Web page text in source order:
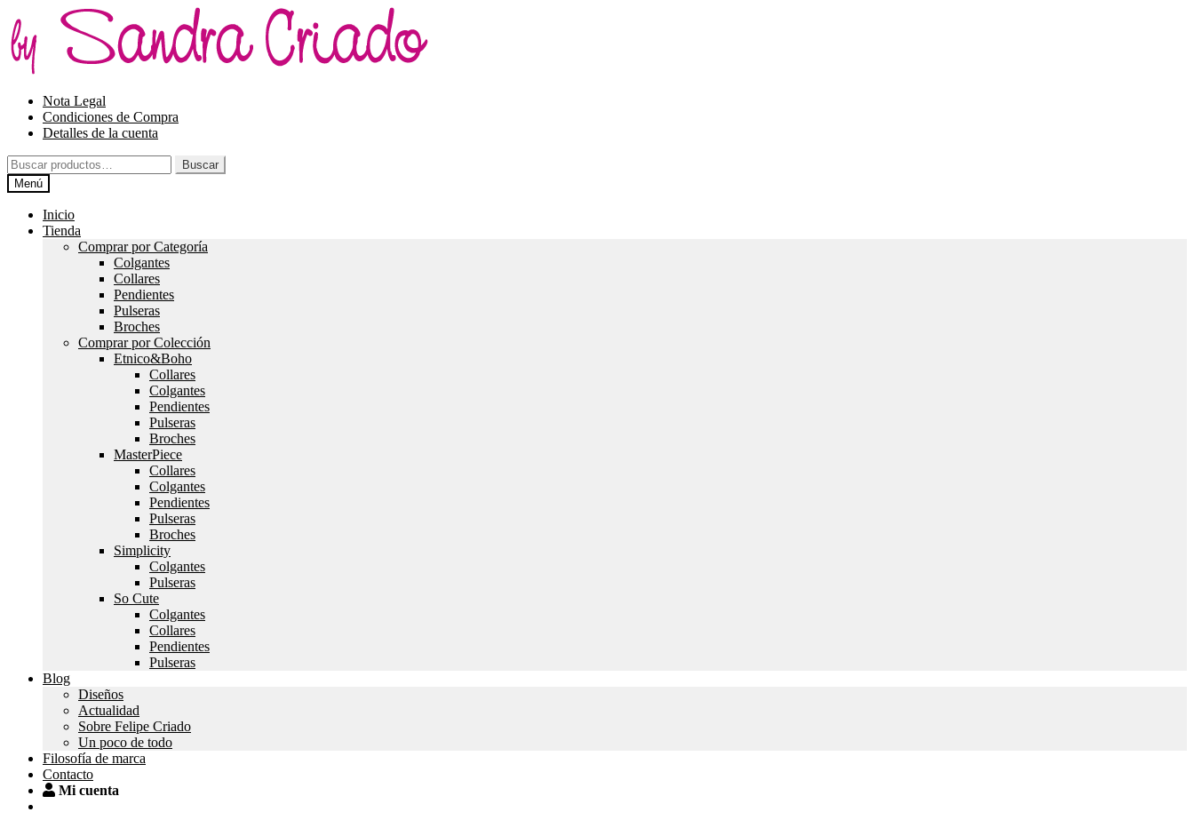
la
navegación
al
contenido
Nota Legal
Condiciones de Compra
Detalles de la cuenta
Buscar
por:
Buscar
Menú
Inicio
Tienda
Comprar por Categoría
Colgantes
Collares
Pendientes
Pulseras
Broches
Comprar por Colección
Etnico&Boho
Collares
Colgantes
Pendientes
Pulseras
Broches
MasterPiece
Collares
Colgantes
Pendientes
Pulseras
Broches
Simplicity
Colgantes
Pulseras
So Cute
Colgantes
Collares
Pendientes
Pulseras
Blog
Diseños
Actualidad
Sobre Felipe Criado
Un poco de todo
Filosofía de marca
Contacto
Mi cuenta